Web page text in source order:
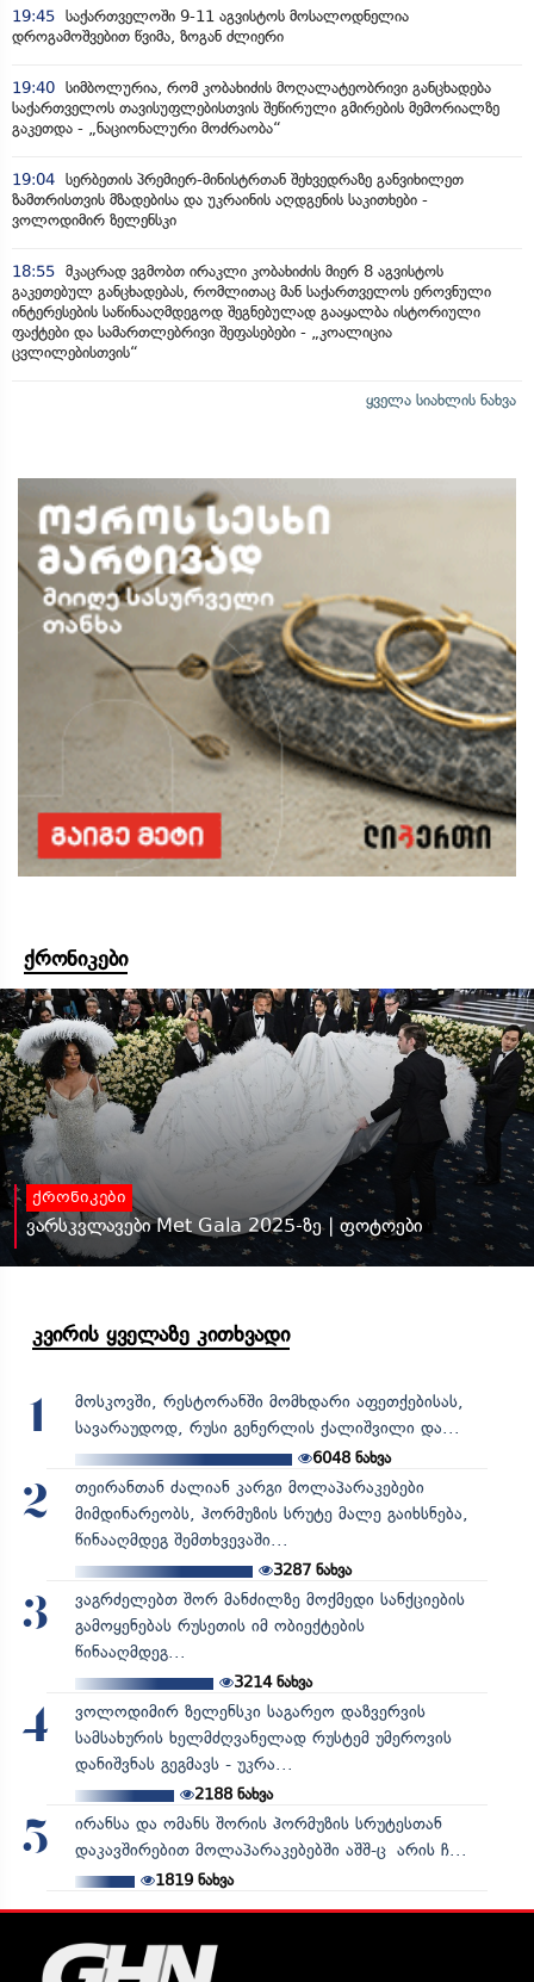
19:45 საქართველოში 9-11 აგვისტოს მოსალოდნელია
დროგამოშვებით წვიმა, ზოგან ძლიერი
19:40 სიმბოლურია, რომ კობახიძის მოღალატეობრივი განცხადება
საქართველოს თავისუფლებისთვის შეწირული გმირების მემორიალზე
გაკეთდა - „ნაციონალური მოძრაობა“
19:04 სერბეთის პრემიერ-მინისტრთან შეხვედრაზე განვიხილეთ
ზამთრისთვის მზადებისა და უკრაინის აღდგენის საკითხები -
ვოლოდიმირ ზელენსკი
18:55 მკაცრად ვგმობთ ირაკლი კობახიძის მიერ 8 აგვისტოს
გაკეთებულ განცხადებას, რომლითაც მან საქართველოს ეროვნული
ინტერესების საწინააღმდეგოდ შეგნებულად გააყალბა ისტორიული
ფაქტები და სამართლებრივი შეფასებები - „კოალიცია
ცვლილებისთვის“
ყველა სიახლის ნახვა
ქრონიკები
ქრონიკები
ვარსკვლავები Met Gala 2025-ზე | ფოტოები
კვირის ყველაზე კითხვადი
1
მოსკოვში, რესტორანში მომხდარი აფეთქებისას,
სავარაუდოდ, რუსი გენერლის ქალიშვილი და...
6048 ნახვა
2
თეირანთან ძალიან კარგი მოლაპარაკებები
მიმდინარეობს, ჰორმუზის სრუტე მალე გაიხსნება,
წინააღმდეგ შემთხვევაში...
3287ნახვა
3
ვაგრძელებთ შორ მანძილზე მოქმედი სანქციების
გამოყენებას რუსეთის იმ ობიექტების
წინააღმდეგ...
3214ნახვა
4
ვოლოდიმირ ზელენსკი საგარეო დაზვერვის
სამსახურის ხელმძღვანელად რუსტემ უმეროვის
დანიშვნას გეგმავს - უკრა...
2188ნახვა
5
ირანსა და ომანს შორის ჰორმუზის სრუტესთან
დაკავშირებით მოლაპარაკებებში აშშ-ც არის ჩ...
1819ნახვა